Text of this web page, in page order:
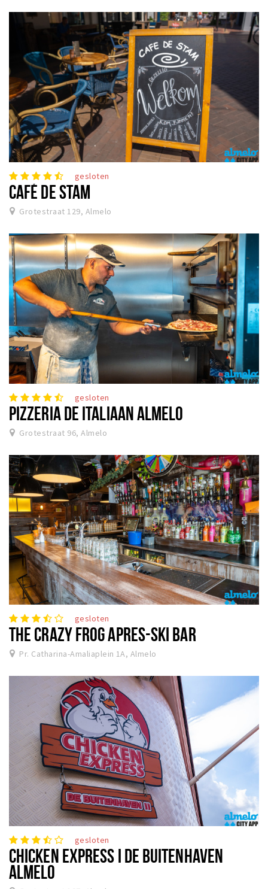
gesloten
CAFÉ DE STAM
Grotestraat 129, Almelo
gesloten
PIZZERIA DE ITALIAAN ALMELO
Grotestraat 96, Almelo
gesloten
THE CRAZY FROG APRES-SKI BAR
Pr. Catharina-Amaliaplein 1A, Almelo
gesloten
CHICKEN EXPRESS I DE BUITENHAVEN
ALMELO